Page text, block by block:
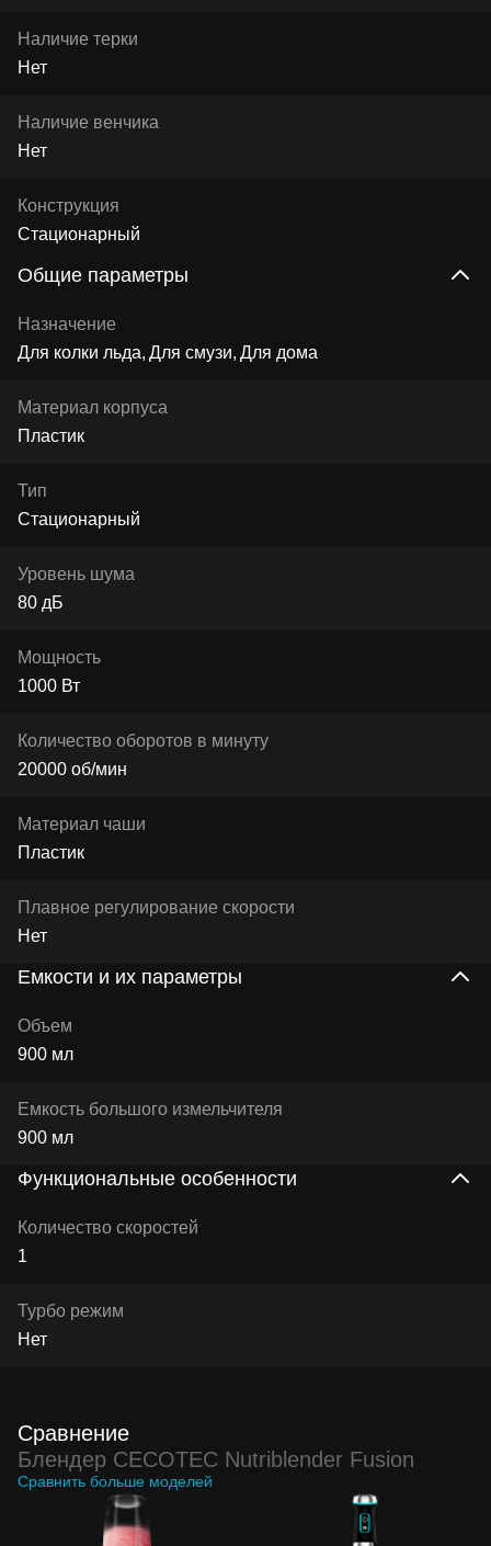
Наличие терки
Нет
Наличие венчика
Нет
Конструкция
Стационарный
Общие параметры
Назначение
Для колки льда Для смузи Для дома
Материал корпуса
Пластик
Тип
Стационарный
Уровень шума
80 дБ
Мощность
1000 Вт
Количество оборотов в минуту
20000 об/мин
Материал чаши
Пластик
Плавное регулирование скорости
Нет
Емкости и их параметры
Объем
900 мл
Емкость большого измельчителя
900 мл
Функциональные особенности
Количество скоростей
1
Турбо режим
Нет
Сравнение
Блендер CECOTEC Nutriblender Fusion
Сравнить больше моделей